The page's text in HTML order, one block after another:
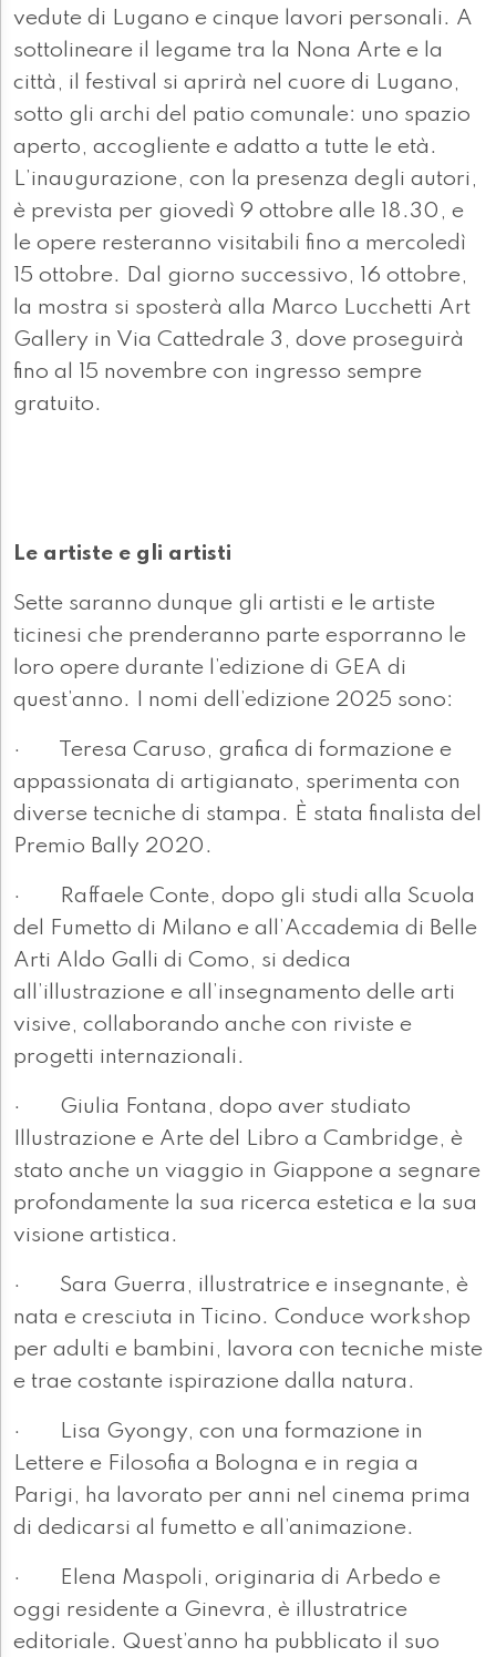
vedute di Lugano e cinque lavori personali. A
sottolineare il legame tra la Nona Arte e la
città, il festival si aprirà nel cuore di Lugano,
sotto gli archi del patio comunale: uno spazio
aperto, accogliente e adatto a tutte le età.
L’inaugurazione, con la presenza degli autori,
è prevista per giovedì 9 ottobre alle 18.30, e
le opere resteranno visitabili fino a mercoledì
15 ottobre. Dal giorno successivo, 16 ottobre,
la mostra si sposterà alla Marco Lucchetti Art
Gallery in Via Cattedrale 3, dove proseguirà
fino al 15 novembre con ingresso sempre
gratuito.
Le artiste e gli artisti
Sette saranno dunque gli artisti e le artiste
ticinesi che prenderanno parte esporranno le
loro opere durante l’edizione di GEA di
quest’anno. I nomi dell’edizione 2025 sono:
· Teresa Caruso, grafica di formazione e
appassionata di artigianato, sperimenta con
diverse tecniche di stampa. È stata finalista del
Premio Bally 2020.
· Raffaele Conte, dopo gli studi alla Scuola
del Fumetto di Milano e all’Accademia di Belle
Arti Aldo Galli di Como, si dedica
all’illustrazione e all’insegnamento delle arti
visive, collaborando anche con riviste e
progetti internazionali.
· Giulia Fontana, dopo aver studiato
Illustrazione e Arte del Libro a Cambridge, è
stato anche un viaggio in Giappone a segnare
profondamente la sua ricerca estetica e la sua
visione artistica.
· Sara Guerra, illustratrice e insegnante, è
nata e cresciuta in Ticino. Conduce workshop
per adulti e bambini, lavora con tecniche miste
e trae costante ispirazione dalla natura.
· Lisa Gyongy, con una formazione in
Lettere e Filosofia a Bologna e in regia a
Parigi, ha lavorato per anni nel cinema prima
di dedicarsi al fumetto e all’animazione.
· Elena Maspoli, originaria di Arbedo e
oggi residente a Ginevra, è illustratrice
editoriale. Quest’anno ha pubblicato il suo